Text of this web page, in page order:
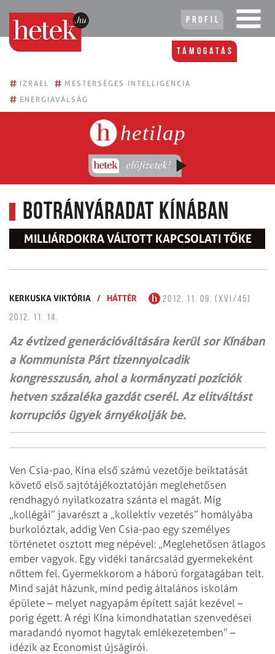
Profil
Támogatás
# IZRAEL # MESTERSÉGES INTELLIGENCIA
# ENERGIAVÁLSÁG
hetilap
Botrányáradat Kínában
MILLIÁRDOKRA VÁLTOTT KAPCSOLATI TŐKE
KERKUSKA VIKTÓRIA / HÁTTÉR
2012. 11. 09. (XVI/45)
2012. 11. 14.
Az évtized generációváltására kerül sor Kínában
a Kommunista Párt tizennyolcadik
kongresszusán, ahol a kormányzati pozíciók
hetven százaléka gazdát cserél. Az elitváltást
korrupciós ügyek árnyékolják be.
Ven Csia-pao, Kína első számú vezetője beiktatását
követő első sajtótájékoztatóján meglehetősen
rendhagyó nyilatkozatra szánta el magát. Míg
„kollégái” javarészt a „kollektív vezetés” homályába
burkolóztak, addig Ven Csia-pao egy személyes
történetet osztott meg népével: „Meglehetősen átlagos
ember vagyok. Egy vidéki tanárcsalád gyermekeként
nőttem fel. Gyermekkorom a háború forgatagában telt.
Mind saját házunk, mind pedig általános iskolám
épülete – melyet nagyapám épített saját kezével –
porig égett. A régi Kína kimondhatatlan szenvedései
maradandó nyomot hagytak emlékezetemben” –
idézik az Economist újságírói.